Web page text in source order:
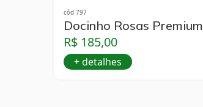
cód 797
Docinho Rosas Premium
R$ 185,00
+ detalhes